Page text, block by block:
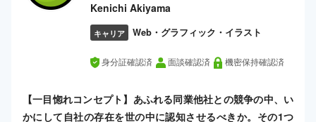
Kenichi Akiyama
キャリア Web・グラフィック・イラスト
身分証確認済 面談確認済 機密保持確認済
【一目惚れコンセプト】あふれる同業他社との競争の中、い
かにして自社の存在を世の中に認知させるべきか。その1つ